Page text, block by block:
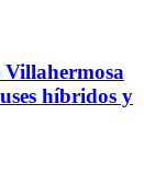
Villahermosa
híbridos y